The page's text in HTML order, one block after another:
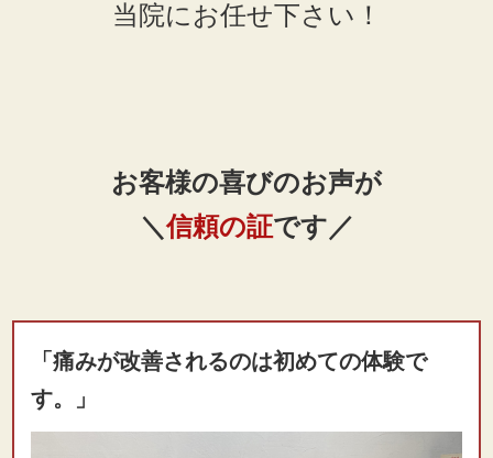
当院にお任せ下さい！
お客様の喜びのお声が
＼信頼の証です／
「痛みが改善されるのは初めての体験で
す。」